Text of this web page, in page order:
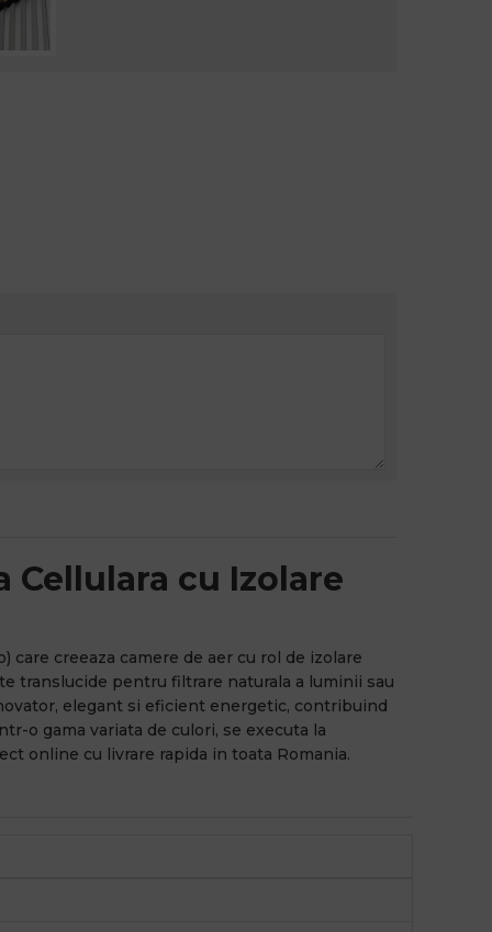
Cellulara cu Izolare
creeaza camere de aer cu rol de izolare
translucide pentru filtrare naturala a luminii sau
elegant si eficient energetic, contribuind
o gama variata de culori, se executa la
online cu livrare rapida in toata Romania.